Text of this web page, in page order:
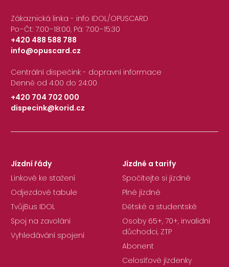
Zákaznická linka - info IDOL/OPUSCARD
Po–Čt: 7:00–18:00, Pá: 7:00–15:30
+420 488 588 788
|
info@opuscard.cz
Centrální dispečink - dopravní informace
Denně od 4:00 do 24:00
+420 704 702 000
|
dispecink@korid.cz
Jízdní řády
Linkové ke stažení
Odjezdové tabule
TvůjBus IDOL
Spoj na zavolání
Vyhledávání spojení
Jízdné a tarify
Spočítejte si jízdné
Plné jízdné
Dětské a studentské
Osoby 65+, 70+, invalidní
důchodci, ZTP
Abonent
Celosíťové jízdenky